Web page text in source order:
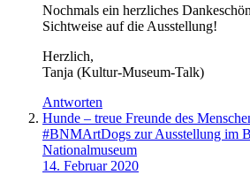
Nochmals ein herzliches
Sichtweise auf die Ausstellung!
Herzlich,
Tanja (Kultur-Museum-Talk)
Antworten
Hunde – treue Freunde des
#BNMArtDogs zur Ausstellung im
Nationalmuseum
14. Februar 2020